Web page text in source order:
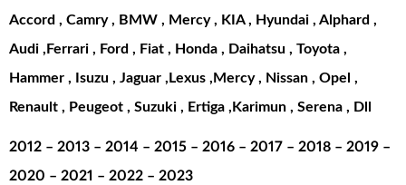
Accord , Camry , BMW , Mercy , KIA , Hyundai , Alphard ,
Audi ,Ferrari , Ford , Fiat , Honda , Daihatsu , Toyota ,
Hammer , Isuzu , Jaguar ,Lexus ,Mercy , Nissan , Opel ,
Renault , Peugeot , Suzuki , Ertiga ,Karimun , Serena , Dll
2012 – 2013 – 2014 – 2015 – 2016 – 2017 – 2018 – 2019 –
2020 – 2021 – 2022 – 2023